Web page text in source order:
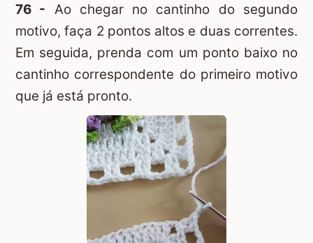
76 - Ao chegar no cantinho do segundo
motivo, faça 2 pontos altos e duas correntes.
Em seguida, prenda com um ponto baixo no
cantinho correspondente do primeiro motivo
que já está pronto.